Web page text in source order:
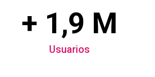
+ 1,9 M
Usuarios